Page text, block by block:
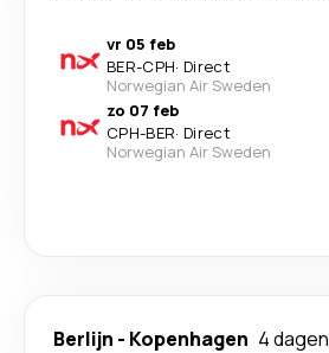
vr 05 feb
BER-CPH· Direct
Norwegian Air Sweden
zo 07 feb
CPH-BER· Direct
Norwegian Air Sweden
Berlijn - Kopenhagen 4 dagen